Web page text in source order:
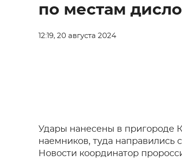
по местам
12:19, 20 августа 2024
Удары нанесены в пригороде
наемников, туда направились
Новости координатор